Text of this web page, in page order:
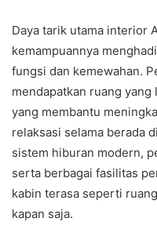
Daya tarik utama interior
kemampuannya
fungsi dan kemewahan.
mendapatkan ruang
yang membantu
relaksasi selama berada
sistem hiburan modern,
serta berbagai fasilitas
kabin terasa seperti
kapan saja.